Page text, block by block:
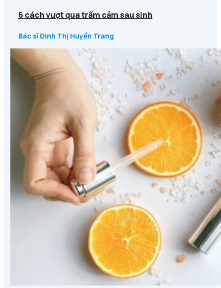
6 cách vượt qua trầm cảm sau sinh
Bác sĩ Đinh Thị Huyền Trang